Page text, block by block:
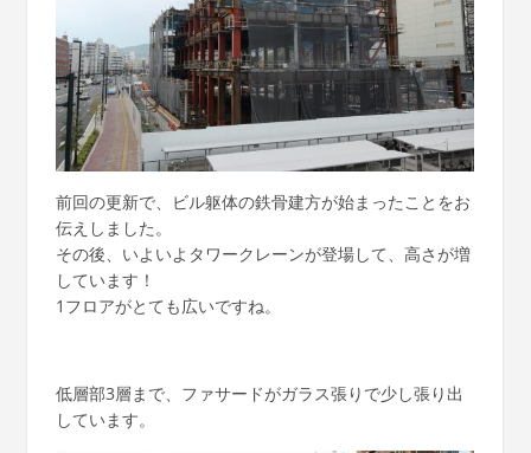
前回の更新で、ビル躯体の鉄骨建方が始まったことをお
伝えしました。
その後、いよいよタワークレーンが登場して、高さが増
しています！
1フロアがとても広いですね。
低層部3層まで、ファサードがガラス張りで少し張り出
しています。